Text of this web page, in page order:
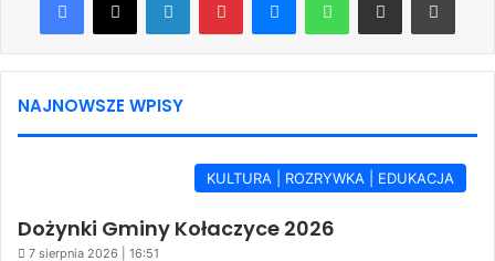
NAJNOWSZE WPISY
KULTURA | ROZRYWKA | EDUKACJA
Dożynki Gminy Kołaczyce 2026
7 sierpnia 2026 | 16:51